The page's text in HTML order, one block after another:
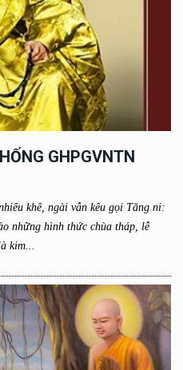
GHPGVNTN
khê, ngài vẫn kêu gọi Tăng ni:
những hình thức chùa tháp, lễ
kim...